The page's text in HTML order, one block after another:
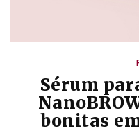
Sérum
bonitas